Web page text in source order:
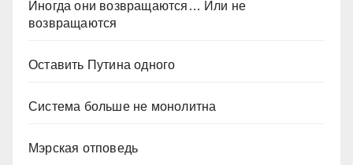
Иногда они возвращаются… Или не
возвращаются
Оставить Путина одного
Система больше не монолитна
Мэрская отповедь